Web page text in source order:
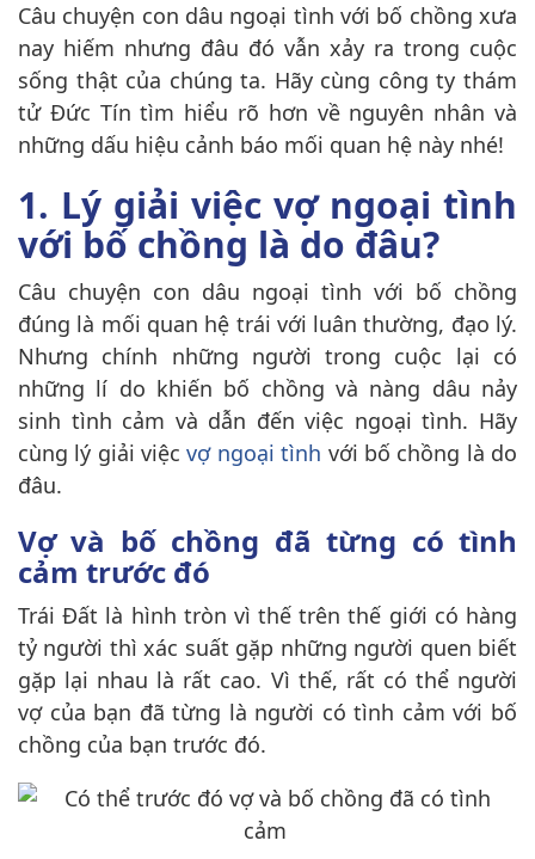
Câu chuyện con dâu ngoại tình với bố chồng xưa
nay hiếm nhưng đâu đó vẫn xảy ra trong cuộc
sống thật của chúng ta. Hãy cùng công ty thám
tử Đức Tín tìm hiểu rõ hơn về nguyên nhân và
những dấu hiệu cảnh báo mối quan hệ này nhé!
1. Lý giải việc vợ ngoại tình
với bố chồng là do đâu?
Câu chuyện con dâu ngoại tình với bố chồng
đúng là mối quan hệ trái với luân thường, đạo lý.
Nhưng chính những người trong cuộc lại có
những lí do khiến bố chồng và nàng dâu nảy
sinh tình cảm và dẫn đến việc ngoại tình. Hãy
cùng lý giải việcvợ ngoại tình với bố chồng là do
đâu.
Vợ và bố chồng đã từng có tình
cảm trước đó
Trái Đất là hình tròn vì thế trên thế giới có hàng
tỷ người thì xác suất gặp những người quen biết
gặp lại nhau là rất cao. Vì thế, rất có thể người
vợ của bạn đã từng là người có tình cảm với bố
chồng của bạn trước đó.